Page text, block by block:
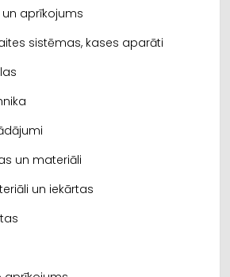
aprīkojums
sistēmas, kases aparāti
un materiāli
un iekārtas